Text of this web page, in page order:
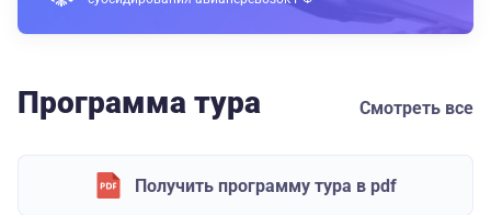
Программа тура Смотреть все
Получить программу тура в pdf